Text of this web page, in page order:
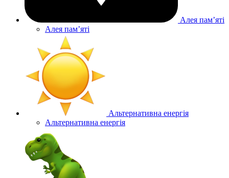
Алея памʼяті
Алея памʼяті
Альтернативна енергія
Альтернативна енергія